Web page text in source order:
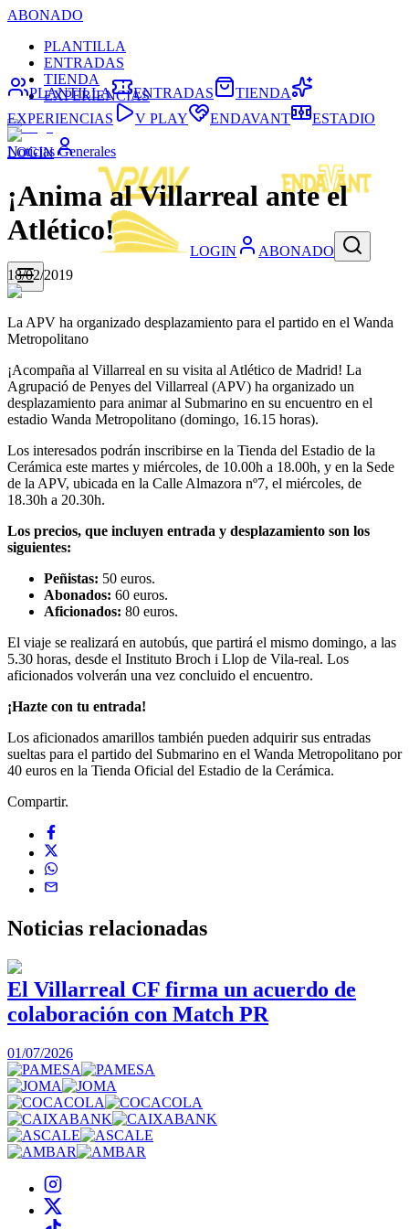
ABONADO
PLANTILLA
ENTRADAS
TIENDA
EXPERIENCIAS
LOGIN
LOGIN ABONADO
PLANTILLA ENTRADAS
TIENDA
EXPERIENCIAS
V PLAY ENDAVANT ESTADIO
Noticias Generales
¡Anima al Villarreal ante el
Atlético!
18/02/2019
La APV ha organizado desplazamiento para el partido en el Wanda
Metropolitano
¡Acompaña al Villarreal en su visita al Atlético de Madrid! La
Agrupació de Penyes del Villarreal (APV) ha organizado un
desplazamiento para animar al Submarino en su encuentro en el
estadio Wanda Metropolitano (domingo, 16.15 horas).
Los interesados podrán inscribirse en la Tienda del Estadio de la
Cerámica este martes y miércoles, de 10.00h a 18.00h, y en la Sede
de la APV, ubicada en la Calle Almazora nº7, el miércoles, de
18.30h a 20.30h.
Los precios, que incluyen entrada y desplazamiento son los
siguientes:
Peñistas: 50 euros.
Abonados: 60 euros.
Aficionados: 80 euros.
El viaje se realizará en autobús, que partirá el mismo domingo, a las
5.30 horas, desde el Instituto Broch i Llop de Vila-real. Los
aficionados volverán una vez concluido el encuentro.
¡Hazte con tu entrada!
Los aficionados amarillos también pueden adquirir sus entradas
sueltas para el partido del Submarino en el Wanda Metropolitano por
40 euros en la Tienda Oficial del Estadio de la Cerámica.
Compartir.
Noticias relacionadas
El Villarreal CF firma un acuerdo de
colaboración con Match PR
01/07/2026